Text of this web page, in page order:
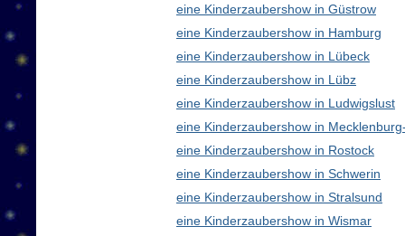
eine Kinderzaubershow in Güstrow
eine Kinderzaubershow in Hamburg
eine Kinderzaubershow in Lübeck
eine Kinderzaubershow in Lübz
eine Kinderzaubershow in Ludwigslust
eine Kinderzaubershow in
eine Kinderzaubershow in Rostock
eine Kinderzaubershow in Schwerin
eine Kinderzaubershow in Stralsund
eine Kinderzaubershow in Wismar